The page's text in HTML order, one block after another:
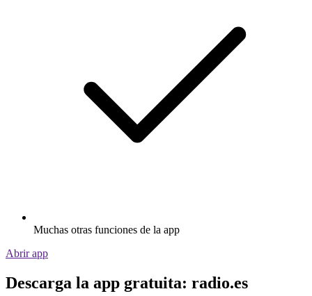
Muchas otras funciones de la app
Abrir app
Descarga la app gratuita: radio.es